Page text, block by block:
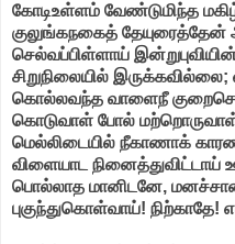
கோடிஉள்ளம் வேண்டுமிந்த
குலுங்கநகைத் தேயுரைத்தேன்
செல்வப்பிள்ளாய்
சிறுநிலையில்
கொல்லவந்த வாளைநீ
கொடுவாள் போல்
மெல்லிடையில் நீகாணாக்
விளையாட
பொல்லாத மானிடனே,
புகுந்துகொள்வாய்!